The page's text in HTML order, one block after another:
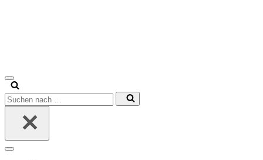
Navigationsmenü
Suchen
nach …
Navigationsmenü